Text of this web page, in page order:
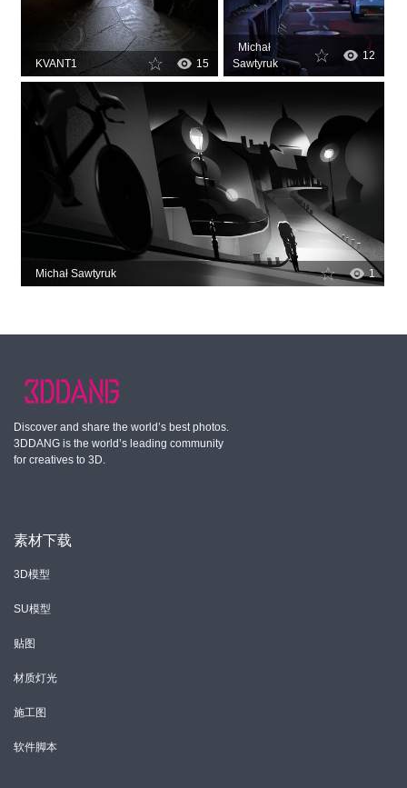
KVANT1 15
Michał
Sawtyruk
12
Michał Sawtyruk 1
Discover and share the world’s best photos.
3DDANG is the world’s leading community
for creatives to 3D.
素材下载
3D模型
SU模型
贴图
材质灯光
施工图
软件脚本